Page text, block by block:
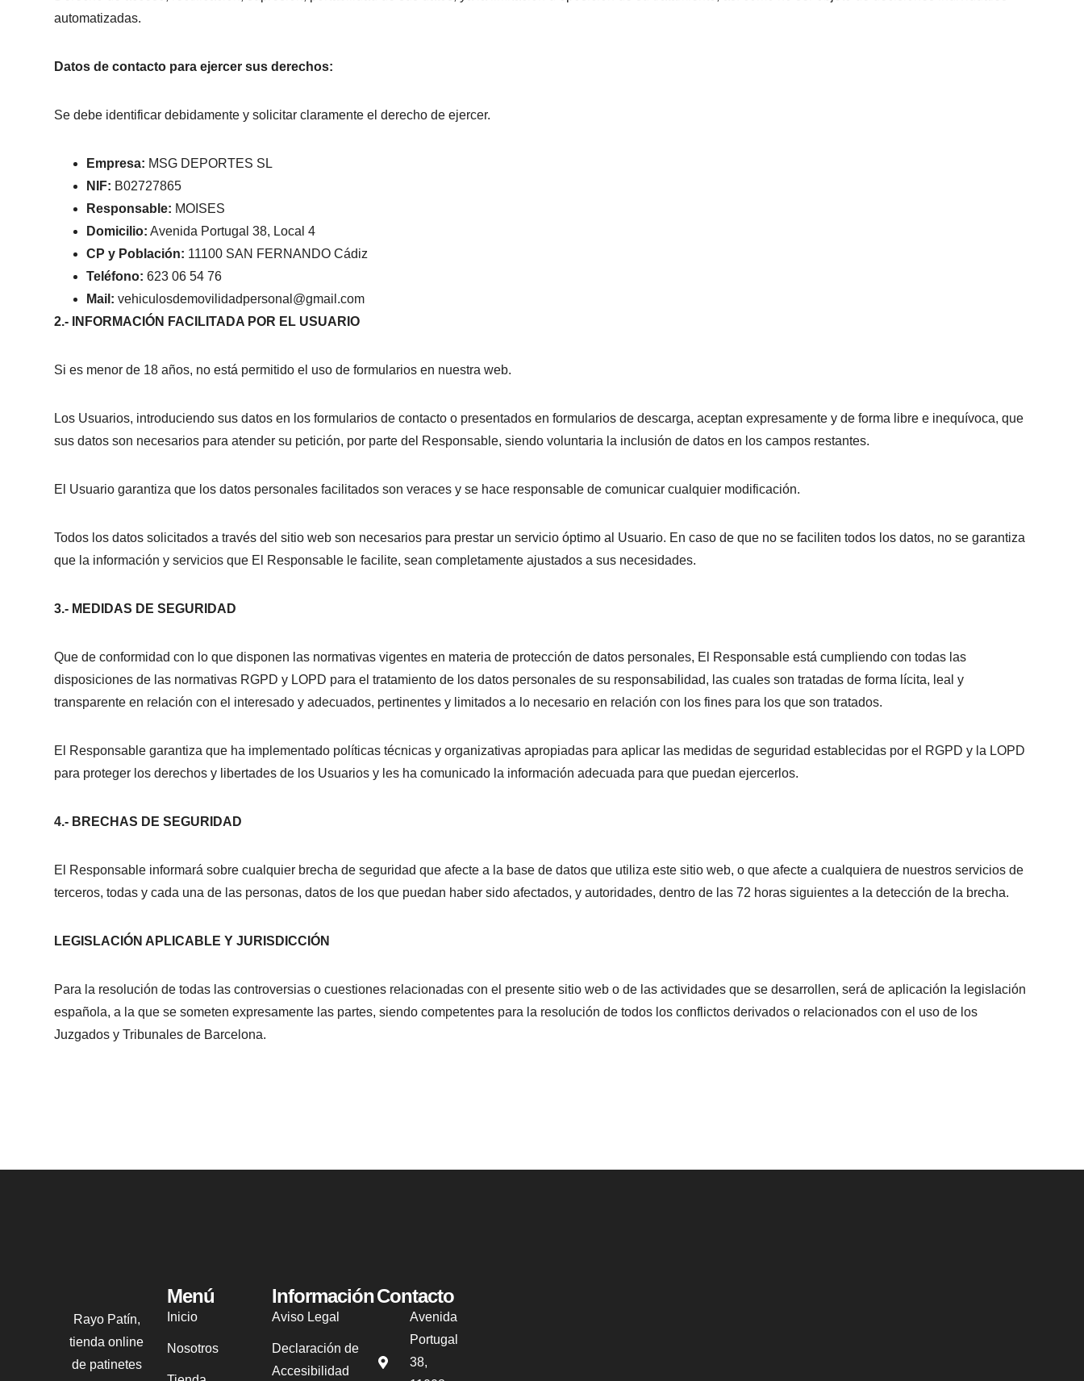
automatizadas.
Datos de contacto para ejercer sus derechos:
Se debe identificar debidamente y solicitar claramente el derecho de ejercer.
Empresa: MSG DEPORTES SL
NIF: B02727865
Responsable: MOISES
Domicilio: Avenida Portugal 38, Local 4
CP y Población: 11100 SAN FERNANDO Cádiz
Teléfono: 623 06 54 76‬
Mail: vehiculosdemovilidadpersonal@gmail.com
2.- INFORMACIÓN FACILITADA POR EL USUARIO
Si es menor de 18 años, no está permitido el uso de formularios en nuestra web.
Los Usuarios, introduciendo sus datos en los formularios de contacto o presentados en formularios de descarga, aceptan expresamente y de forma libre e inequívoca, que
sus datos son necesarios para atender su petición, por parte del Responsable, siendo voluntaria la inclusión de datos en los campos restantes.
El Usuario garantiza que los datos personales facilitados son veraces y se hace responsable de comunicar cualquier modificación.
Todos los datos solicitados a través del sitio web son necesarios para prestar un servicio óptimo al Usuario. En caso de que no se faciliten todos los datos, no se garantiza
que la información y servicios que El Responsable le facilite, sean completamente ajustados a sus necesidades.
3.- MEDIDAS DE SEGURIDAD
Que de conformidad con lo que disponen las normativas vigentes en materia de protección de datos personales, El Responsable está cumpliendo con todas las
disposiciones de las normativas RGPD y LOPD para el tratamiento de los datos personales de su responsabilidad, las cuales son tratadas de forma lícita, leal y
transparente en relación con el interesado y adecuados, pertinentes y limitados a lo necesario en relación con los fines para los que son tratados.
El Responsable garantiza que ha implementado políticas técnicas y organizativas apropiadas para aplicar las medidas de seguridad establecidas por el RGPD y la LOPD
para proteger los derechos y libertades de los Usuarios y les ha comunicado la información adecuada para que puedan ejercerlos.
4.- BRECHAS DE SEGURIDAD
El Responsable informará sobre cualquier brecha de seguridad que afecte a la base de datos que utiliza este sitio web, o que afecte a cualquiera de nuestros servicios de
terceros, todas y cada una de las personas, datos de los que puedan haber sido afectados, y autoridades, dentro de las 72 horas siguientes a la detección de la brecha.
LEGISLACIÓN APLICABLE Y JURISDICCIÓN
Para la resolución de todas las controversias o cuestiones relacionadas con el presente sitio web o de las actividades que se desarrollen, será de aplicación la legislación
española, a la que se someten expresamente las partes, siendo competentes para la resolución de todos los conflictos derivados o relacionados con el uso de los
Juzgados y Tribunales de Barcelona.
Rayo Patín,
tienda online
de patinetes
Menú
Inicio
Nosotros
Información
Aviso Legal
Declaración de
Accesibilidad
Contacto
Avenida
Portugal
38,